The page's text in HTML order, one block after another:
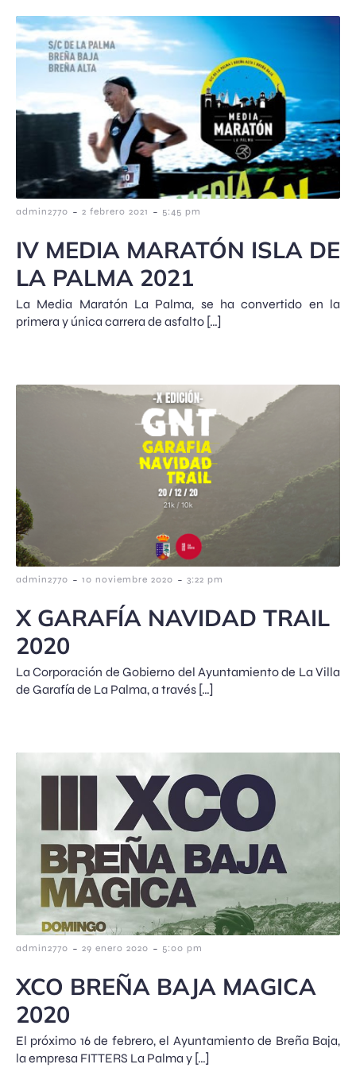
admin2770 - 2 febrero 2021 - 5:45 pm
IV MEDIA MARATÓN ISLA DE
LA PALMA 2021
La Media Maratón La Palma, se ha convertido en la
primera y única carrera de asfalto […]
admin2770 - 10 noviembre 2020 - 3:22 pm
X GARAFÍA NAVIDAD TRAIL
2020
La Corporación de Gobierno del Ayuntamiento de La Villa
de Garafía de La Palma, a través […]
admin2770 - 29 enero 2020 - 5:00 pm
XCO BREÑA BAJA MAGICA
2020
El próximo 16 de febrero, el Ayuntamiento de Breña Baja,
la empresa FITTERS La Palma y […]